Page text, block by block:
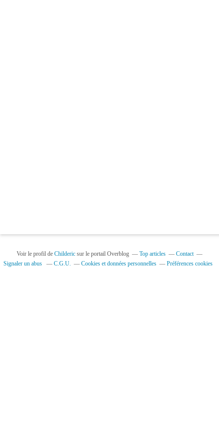
Voir le profil de Childeric sur le portail Overblog Top articles
Contact
Signaler un abus
C.G.U. Cookies et données personnelles Préférences cookies